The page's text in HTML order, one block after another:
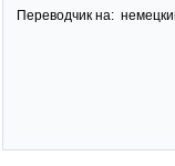
Переводчик на: